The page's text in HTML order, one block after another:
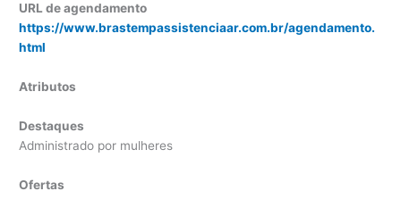
URL de agendamento
https://www.brastempassistenciaar.com.br/agendamento.
html
Atributos
Destaques
Administrado por mulheres
Ofertas